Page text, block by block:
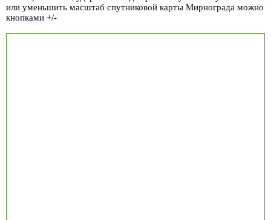
или уменьшить масштаб спутниковой карты Мирнограда можно
кнопками +/-